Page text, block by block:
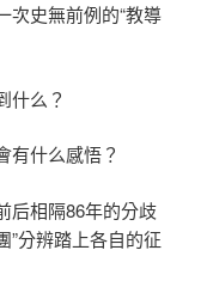
次史無前例的“教導
什么？
有什么感悟？
后相隔86年的分歧
”分辨踏上各自的征